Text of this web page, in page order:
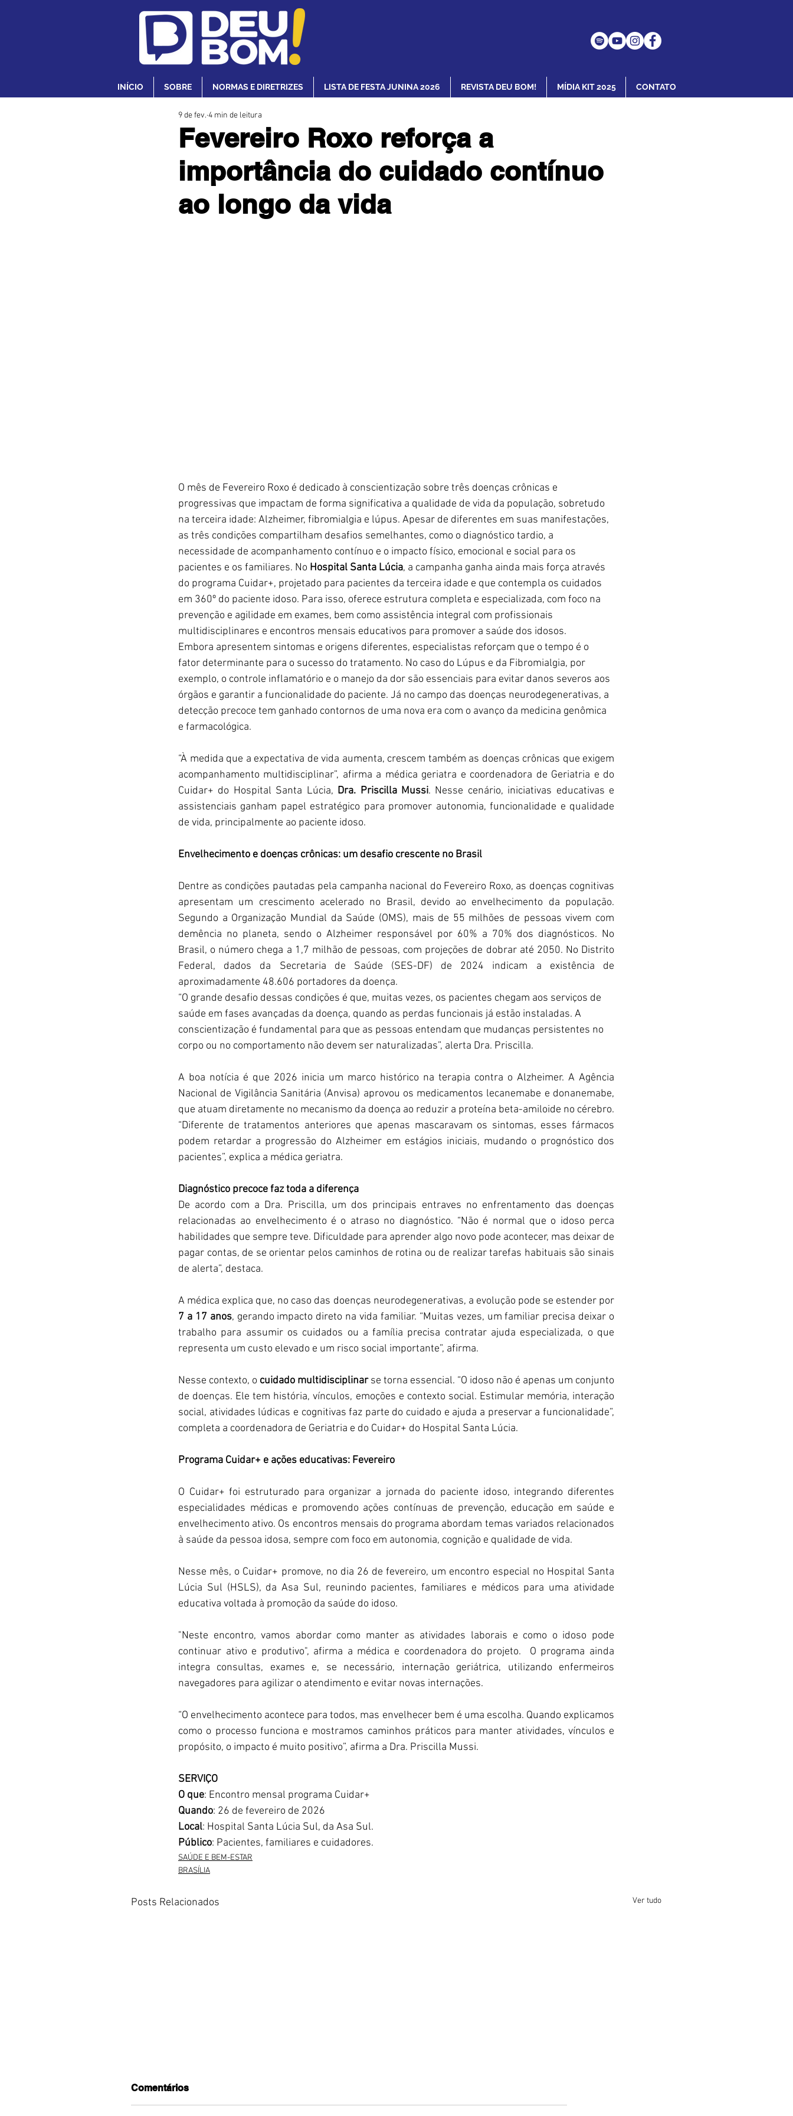
INÍCIO SOBRE NORMAS E DIRETRIZES LISTA DE FESTA JUNINA 2026 REVISTA DEU BOM! MÍDIA KIT 2025 CONTATO
Fevereiro Roxo reforça a
importância do cuidado contínuo
ao longo da vida
9 de fev. 4 min de leitura
O mês de Fevereiro Roxo é dedicado à conscientização sobre três doenças crônicas e
progressivas que impactam de forma significativa a qualidade de vida da população, sobretudo
na terceira idade: Alzheimer, fibromialgia e lúpus. Apesar de diferentes em suas manifestações,
as três condições compartilham desafios semelhantes, como o diagnóstico tardio, a
necessidade de acompanhamento contínuo e o impacto físico, emocional e social para os
pacientes e os familiares. No Hospital Santa Lúcia, a campanha ganha ainda mais força através
do programa Cuidar+, projetado para pacientes da terceira idade e que contempla os cuidados
em 360º do paciente idoso. Para isso, oferece estrutura completa e especializada, com foco na
prevenção e agilidade em exames, bem como assistência integral com profissionais
multidisciplinares e encontros mensais educativos para promover a saúde dos idosos.
Embora apresentem sintomas e origens diferentes, especialistas reforçam que o tempo é o
fator determinante para o sucesso do tratamento. No caso do Lúpus e da Fibromialgia, por
exemplo, o controle inflamatório e o manejo da dor são essenciais para evitar danos severos aos
órgãos e garantir a funcionalidade do paciente. Já no campo das doenças neurodegenerativas, a
detecção precoce tem ganhado contornos de uma nova era com o avanço da medicina genômica
e farmacológica.
“À medida que a expectativa de vida aumenta, crescem também as doenças crônicas que exigem
acompanhamento multidisciplinar”, afirma a médica geriatra e coordenadora de Geriatria e do
Cuidar+ do Hospital Santa Lúcia, Dra. Priscilla Mussi. Nesse cenário, iniciativas educativas e
assistenciais ganham papel estratégico para promover autonomia, funcionalidade e qualidade
de vida, principalmente ao paciente idoso.
Envelhecimento e doenças crônicas: um desafio crescente no Brasil
Dentre as condições pautadas pela campanha nacional do Fevereiro Roxo, as doenças cognitivas
apresentam um crescimento acelerado no Brasil, devido ao envelhecimento da população.
Segundo a Organização Mundial da Saúde (OMS), mais de 55 milhões de pessoas vivem com
demência no planeta, sendo o Alzheimer responsável por 60% a 70% dos diagnósticos. No
Brasil, o número chega a 1,7 milhão de pessoas, com projeções de dobrar até 2050. No Distrito
Federal, dados da Secretaria de Saúde (SES-DF) de 2024 indicam a existência de
aproximadamente 48.606 portadores da doença.
“O grande desafio dessas condições é que, muitas vezes, os pacientes chegam aos serviços de
saúde em fases avançadas da doença, quando as perdas funcionais já estão instaladas. A
conscientização é fundamental para que as pessoas entendam que mudanças persistentes no
corpo ou no comportamento não devem ser naturalizadas”, alerta Dra. Priscilla.
A boa notícia é que 2026 inicia um marco histórico na terapia contra o Alzheimer. A Agência
Nacional de Vigilância Sanitária (Anvisa) aprovou os medicamentos lecanemabe e donanemabe,
que atuam diretamente no mecanismo da doença ao reduzir a proteína beta-amiloide no cérebro.
“Diferente de tratamentos anteriores que apenas mascaravam os sintomas, esses fármacos
podem retardar a progressão do Alzheimer em estágios iniciais, mudando o prognóstico dos
pacientes”, explica a médica geriatra.
Diagnóstico precoce faz toda a diferença
De acordo com a Dra. Priscilla, um dos principais entraves no enfrentamento das doenças
relacionadas ao envelhecimento é o atraso no diagnóstico. “Não é normal que o idoso perca
habilidades que sempre teve. Dificuldade para aprender algo novo pode acontecer, mas deixar de
pagar contas, de se orientar pelos caminhos de rotina ou de realizar tarefas habituais são sinais
de alerta”, destaca.
7 a 17 anos, gerando impacto direto na vida familiar. “Muitas vezes, um familiar precisa deixar o
trabalho para assumir os cuidados ou a família precisa contratar ajuda especializada, o que
representa um custo elevado e um risco social importante”, afirma.
Nesse contexto, o cuidado multidisciplinar se torna essencial. “O idoso não é apenas um conjunto
de doenças. Ele tem história, vínculos, emoções e contexto social. Estimular memória, interação
social, atividades lúdicas e cognitivas faz parte do cuidado e ajuda a preservar a funcionalidade”,
completa a coordenadora de Geriatria e do Cuidar+ do Hospital Santa Lúcia.
Programa Cuidar+ e ações educativas: Fevereiro
O Cuidar+ foi estruturado para organizar a jornada do paciente idoso, integrando diferentes
especialidades médicas e promovendo ações contínuas de prevenção, educação em saúde e
envelhecimento ativo. Os encontros mensais do programa abordam temas variados relacionados
à saúde da pessoa idosa, sempre com foco em autonomia, cognição e qualidade de vida.
Nesse mês, o Cuidar+ promove, no dia 26 de fevereiro, um encontro especial no Hospital Santa
Lúcia Sul (HSLS), da Asa Sul, reunindo pacientes, familiares e médicos para uma atividade
educativa voltada à promoção da saúde do idoso.
"Neste encontro, vamos abordar como manter as atividades laborais e como o idoso pode
continuar ativo e produtivo", afirma a médica e coordenadora do projeto.  O programa ainda
integra consultas, exames e, se necessário, internação geriátrica, utilizando enfermeiros
navegadores para agilizar o atendimento e evitar novas internações.
“O envelhecimento acontece para todos, mas envelhecer bem é uma escolha. Quando explicamos
como o processo funciona e mostramos caminhos práticos para manter atividades, vínculos e
propósito, o impacto é muito positivo”, afirma a Dra. Priscilla Mussi.
SERVIÇO
O que: Encontro mensal programa Cuidar+
Quando: 26 de fevereiro de 2026
Local: Hospital Santa Lúcia Sul, da Asa Sul.
Público: Pacientes, familiares e cuidadores.
SAÚDE E BEM-ESTAR
BRASÍLIA
Posts Relacionados Ver tudo
Comentários